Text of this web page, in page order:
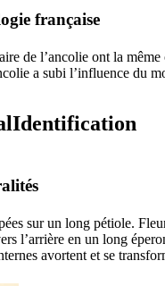
française
de l’ancolie ont la
a subi l’influence du
Identification
sur un long pétiole.
l’arrière en un long
avortent et se